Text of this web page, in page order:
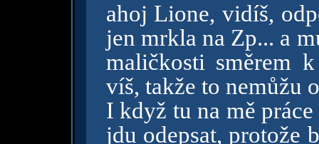
ahoj Lione, vidíš,
jen mrkla na Zp... a
maličkosti směrem
víš, takže to nemůžu
I když tu na mě
jdu odepsat, protože